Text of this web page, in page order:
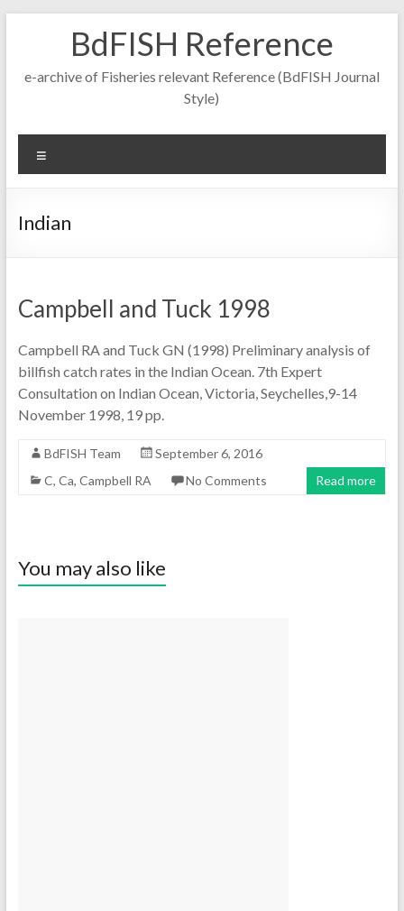
BdFISH Reference
e-archive of Fisheries relevant Reference (BdFISH Journal
Style)
Indian
Campbell and Tuck 1998
Campbell RA and Tuck GN (1998) Preliminary analysis of
billfish catch rates in the Indian Ocean. 7th Expert
Consultation on Indian Ocean, Victoria, Seychelles,9-14
November 1998, 19 pp.
BdFISH Team
September 6, 2016
C, Ca, Campbell RA No Comments Read more
You may also like